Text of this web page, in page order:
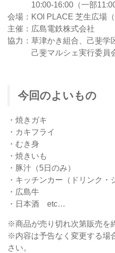
10:00-16:00（一部11:00
会場：KOI PLACE 芝生広場（
主催：広島電鉄株式会社
協力：草津かき組合、己斐学
己斐マルシェ実行委員
今回のよいもの
・焼きガキ
・カキフライ
・むき身
・焼きいも
・豚汁（5日のみ）
・キッチンカー（ドリンク・
・広島牛
・日本酒 etc…
※商品が売り切れ次第販売を
※内容は予告なく変更する場
さい。